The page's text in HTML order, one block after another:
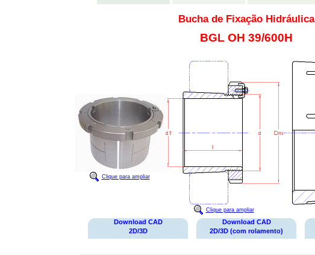
Bucha de Fixação Hidráulica
BGL OH 39/600H
Clique para ampliar
Clique para ampliar
Download CAD
2D/3D
Download CAD
2D/3D (com rolamento)